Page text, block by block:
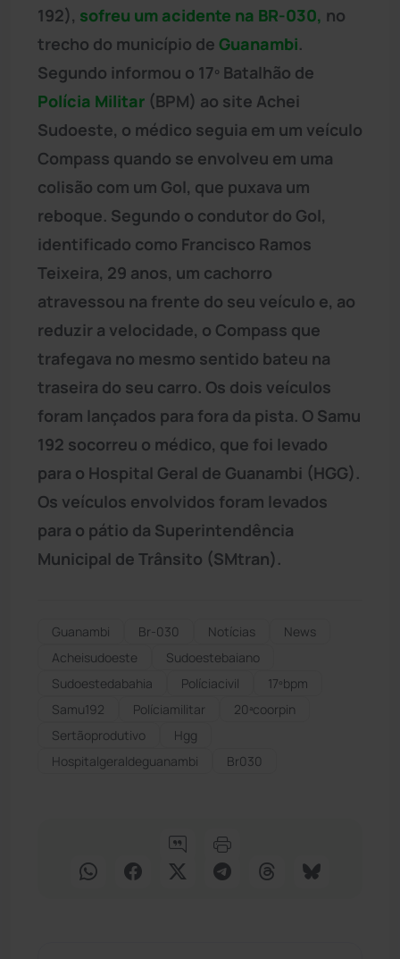
192), sofreu um acidente na BR-030, no
trecho do município de Guanambi.
Segundo informou o 17º Batalhão de
Polícia Militar (BPM) ao site Achei
Sudoeste, o médico seguia em um veículo
Compass quando se envolveu em uma
colisão com um Gol, que puxava um
reboque. Segundo o condutor do Gol,
identificado como Francisco Ramos
Teixeira, 29 anos, um cachorro
atravessou na frente do seu veículo e, ao
reduzir a velocidade, o Compass que
trafegava no mesmo sentido bateu na
traseira do seu carro. Os dois veículos
foram lançados para fora da pista. O Samu
192 socorreu o médico, que foi levado
para o Hospital Geral de Guanambi (HGG).
Os veículos envolvidos foram levados
para o pátio da Superintendência
Municipal de Trânsito (SMtran).
Guanambi Br-030 Notícias
News
Acheisudoeste
Sudoestebaiano
Sudoestedabahia
Políciacivil
17ºbpm
Samu192
Políciamilitar
20ªcoorpin
Sertãoprodutivo
Hgg
Hospitalgeraldeguanambi
Br030